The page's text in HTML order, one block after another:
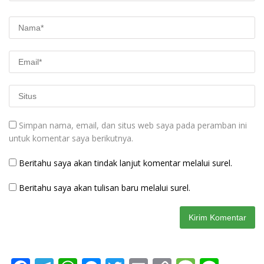
Simpan nama, email, dan situs web saya pada peramban ini
untuk komentar saya berikutnya.
Beritahu saya akan tindak lanjut komentar melalui surel.
Beritahu saya akan tulisan baru melalui surel.